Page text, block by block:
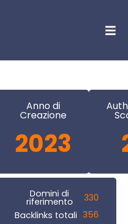
Anno di
Creazione
2023
Domini di
riferimento
330
Backlinks totali 356